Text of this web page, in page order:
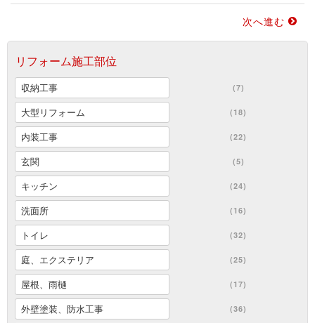
次へ進む
リフォーム施工部位
収納工事 (7)
大型リフォーム (18)
内装工事 (22)
玄関 (5)
キッチン (24)
洗面所 (16)
トイレ (32)
庭、エクステリア (25)
屋根、雨樋 (17)
外壁塗装、防水工事 (36)